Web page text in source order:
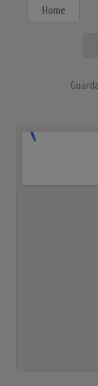
Home